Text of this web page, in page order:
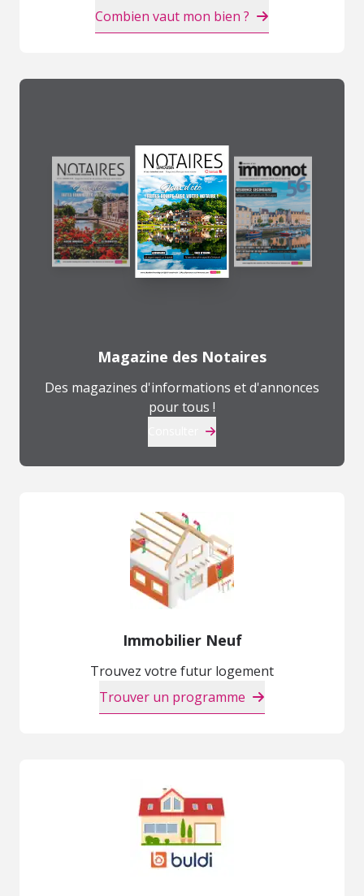
Combien vaut mon bien ?
Magazine des Notaires
Des magazines d'informations et d'annonces
pour tous !
Immobilier Neuf
Trouvez votre futur logement
Trouver un programme